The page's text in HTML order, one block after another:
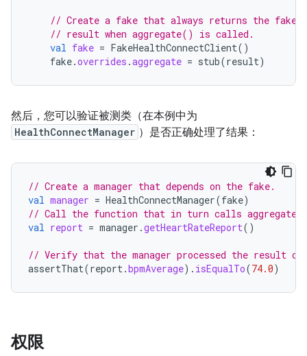
// Create a fake that always returns the fake
// result when aggregate() is called.
val fake = FakeHealthConnectClient()
fake.overrides .aggregate = stub(result)
然后，您可以验证被测类（在本例中为
HealthConnectManager ）是否正确处理了结果：
// Create a manager that depends on the fake.
val manager = HealthConnectManager(fake)
// Call the function that in turn calls aggregate
val report = manager .getHeartRateReport()
// Verify that the manager processed the result
assertThat(report.bpmAverage). isEqualTo(74.0)
权限